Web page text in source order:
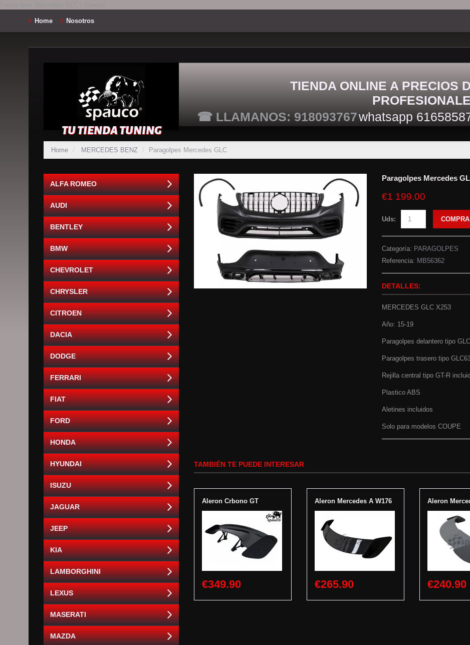
Home Nosotros
TU TIENDA TUNING
TIENDA ONLINE A PRECIOS
☎ LLAMANOS: 918093767whatsapp
Home MERCEDES BENZ Paragolpes Mercedes GLC
Paragolpes Mercedes
€1 199.00
Uds: COMPRA
Categoría: PARAGOLPES
Referencia: MB56362
DETALLES:
MERCEDES GLC X253
Año: 15-19
Paragolpes delantero tipo
Paragolpes trasero tipo
Rejilla central tipo GT-R
Plastico ABS
Aletines incluidos
Solo para modelos COUPE
TAMBIÉN TE PUEDE INTERESAR
Aleron Crbono GT
€349.90
Aleron Mercedes A W176
€265.90
Aleron
€240.90
ALFA ROMEO
AUDI
BENTLEY
BMW
CHEVROLET
CHRYSLER
CITROEN
DACIA
DODGE
FERRARI
FIAT
FORD
HONDA
HYUNDAI
ISUZU
JAGUAR
JEEP
KIA
LAMBORGHINI
LEXUS
MASERATI
MAZDA